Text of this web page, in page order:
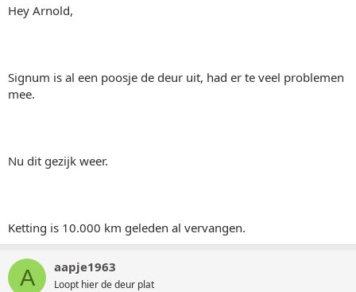
Hey Arnold,
Signum is al een poosje de deur uit, had er te veel problemen
mee.
Nu dit gezijk weer.
Ketting is 10.000 km geleden al vervangen.
A aapje1963
Loopt hier de deur plat